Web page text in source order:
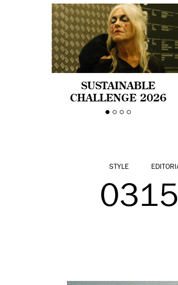
SUSTAINABLE
CHALLENGE 2026
CELEBRA LA
STYLE